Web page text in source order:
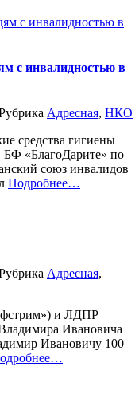
с инвалидностью в
Адресная, НКО
средства гигиены
«БлагоДарите» по
союз инвалидов
Подробнее«%s»
…
Адресная,
и ЛДПР
Ивановича
Ивановичу 100
«%s»
…